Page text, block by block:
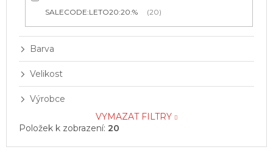
SALECODE:LETO20:20:% 20
Barva
Velikost
Výrobce
VYMAZAT FILTRY
Položek k zobrazení: 20